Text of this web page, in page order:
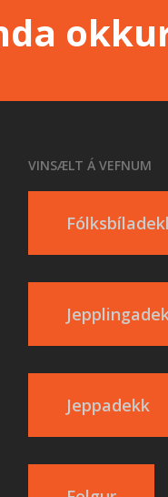
VINSÆLT Á VEFNUM
Jeppadekk